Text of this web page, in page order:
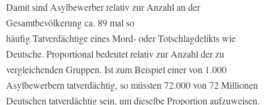
Damit sind Asylbewerber relativ zur Anzahl an der
Gesamtbevölkerung ca. 89 mal so
häufig Tatverdächtige eines Mord- oder Totschlagdelikts wie
Deutsche. Proportional bedeutet relativ zur Anzahl der zu
vergleichenden Gruppen. Ist zum Beispiel einer von 1.000
Asylbewerbern tatverdächtig, so müssten 72.000 von 72 Millionen
Deutschen tatverdächtig sein, um dieselbe Proportion aufzuweisen.